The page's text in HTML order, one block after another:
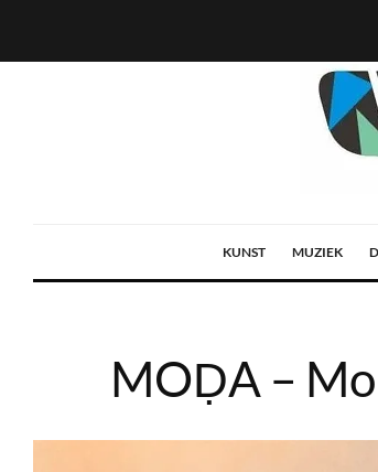
KUNST MUZIEK
MOḌA –